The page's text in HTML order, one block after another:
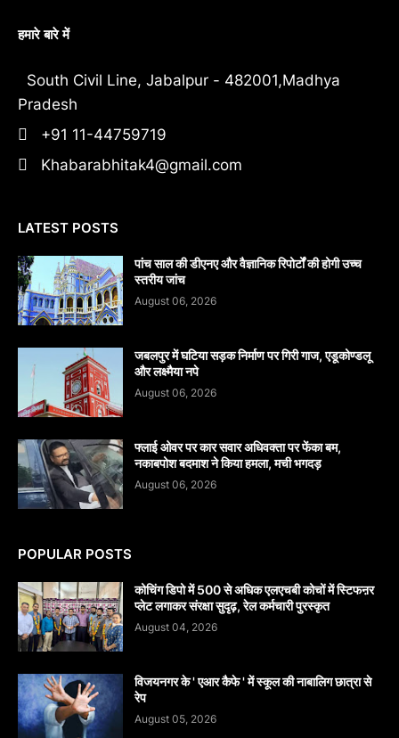
हमारे बारे में
South Civil Line, Jabalpur - 482001,Madhya
Pradesh
+91 11-44759719
Khabarabhitak4@gmail.com
LATEST POSTS
पांच साल की डीएनए और वैज्ञानिक रिपोर्टों की होगी उच्च
स्तरीय जांच
August 06, 2026
जबलपुर में घटिया सड़क निर्माण पर गिरी गाज, एडूकोण्डलू
और लक्ष्मैया नपे
August 06, 2026
फ्लाई ओवर पर कार सवार अधिवक्ता पर फेंका बम,
नकाबपोश बदमाश ने किया हमला, मची भगदड़
August 06, 2026
POPULAR POSTS
कोचिंग डिपो में 500 से अधिक एलएचबी कोचों में स्टिफऩर
प्लेट लगाकर संरक्षा सुदृढ़, रेल कर्मचारी पुरस्कृत
August 04, 2026
विजयनगर के ' एआर कैफे ' में स्कूल की नाबालिग छात्रा से
रेप
August 05, 2026